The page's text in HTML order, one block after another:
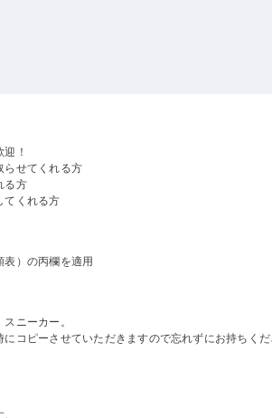
！
らせてくれる方
る方
てくれる方
）の丙欄を適用
ニーカー。
にコピーさせていただきますので忘れずにお持ちく